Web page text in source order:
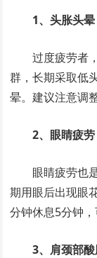
1、头胀头晕
过度疲劳者
群，长期采取低
晕。建议注意调
2、眼睛疲劳
眼睛疲劳也
期用眼后出现眼
分钟休息5分钟，
3、肩颈部